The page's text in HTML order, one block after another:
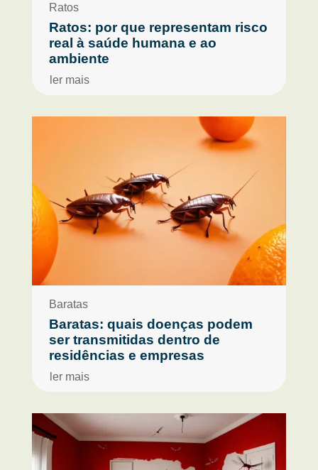
Ratos: por que representam risco
real à saúde humana e ao
ambiente
Ratos
ler mais
Baratas: quais doenças podem
ser transmitidas dentro de
residências e empresas
Baratas
ler mais